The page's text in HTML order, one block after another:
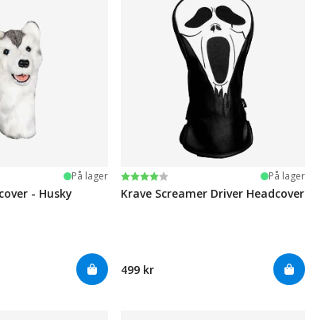
På lager
- Husky
Karakter:
4.0 av 5 mulige På lager
Krave Screamer Driver Headcover
499 kr